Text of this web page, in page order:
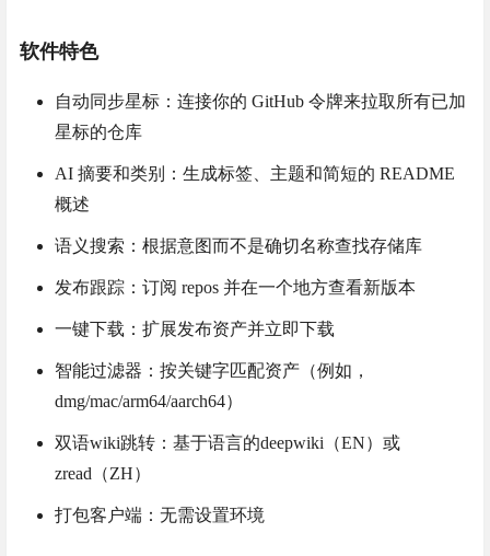
软件特色
自动同步星标：连接你的 GitHub 令牌来拉取所有已加
星标的仓库
AI 摘要和类别：生成标签、主题和简短的 README
概述
语义搜索：根据意图而不是确切名称查找存储库
发布跟踪：订阅 repos 并在一个地方查看新版本
一键下载：扩展发布资产并立即下载
智能过滤器：按关键字匹配资产（例如，
dmg/mac/arm64/aarch64）
双语wiki跳转：基于语言的deepwiki（EN）或
zread（ZH）
打包客户端：无需设置环境